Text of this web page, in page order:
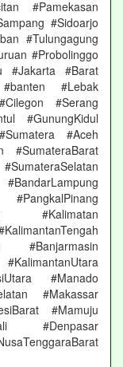
#Pamekasan
#Sidoarjo
#Tulungagung
#Probolinggo
#Jakarta #Barat
#Lebak
#Serang
#GunungKidul
#Aceh
#SumateraBarat
#Kalimatan
#Banjarmasin
#Manado
#Makassar
#Mamuju
#Denpasar